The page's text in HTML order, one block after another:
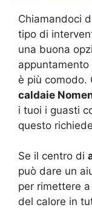
Chiamandoci
tipo di
una buona
è più comodo.
caldaie
i tuoi i guasti
questo
Se il centro di
può dare un
per rimettere
del calore in